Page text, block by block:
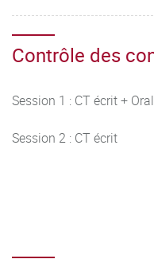
Contrôle des
Session 1 : CT écrit + Oral
Session 2 : CT écrit